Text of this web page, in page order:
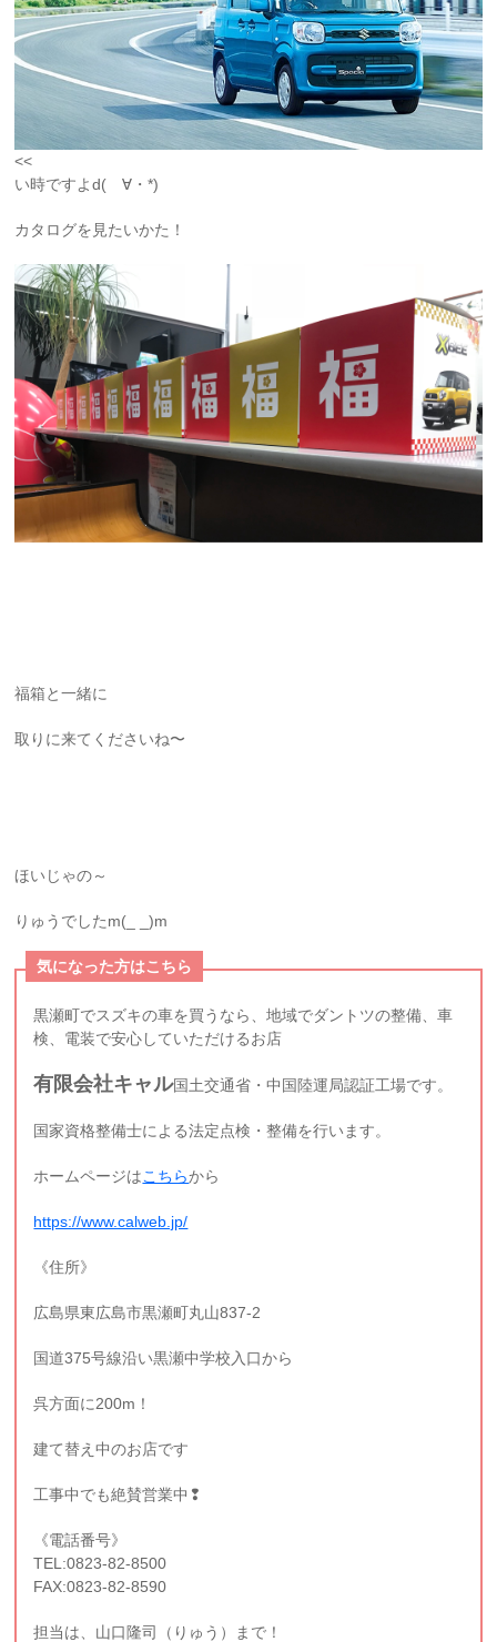
<<
い時ですよd(ゝ∀・*)
カタログを見たいかた！
福箱と一緒に
取りに来てくださいね〜
ほいじゃの～
りゅうでしたm(_ _)m
気になった方はこちら
黒瀬町でスズキの車を買うなら、地域でダントツの整備、車
検、電装で安心していただけるお店
有限会社キャル国土交通省・中国陸運局認証工場です。
国家資格整備士による法定点検・整備を行います。
ホームページはこちらから
https://www.calweb.jp/
《住所》
広島県東広島市黒瀬町丸山837-2
国道375号線沿い黒瀬中学校入口から
呉方面に200m！
建て替え中のお店です
工事中でも絶賛営業中❢
《電話番号》
TEL:0823-82-8500
FAX:0823-82-8590
担当は、山口隆司（りゅう）まで！